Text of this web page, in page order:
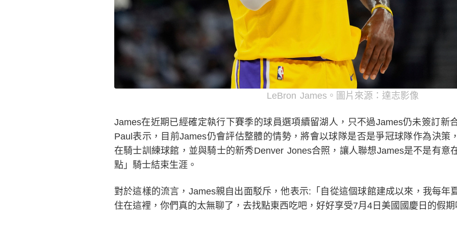
LeBron James。圖片來源：達志影像
James在近期已經確定執行下賽季的球員選項續留湖人，只不過James仍未簽訂新
Paul表示，目前James仍會評估整體的情勢，將會以球隊是否是爭冠球隊作為決策
在騎士訓練球館，並與騎士的新秀Denver Jones合照，讓人聯想James是不是有意
點」騎士結束生涯。
對於這樣的流言，James親自出面駁斥，他表示:「自從這個球館建成以來，我每年
住在這裡，你們真的太無聊了，去找點東西吃吧，好好享受7月4日美國國慶日的假